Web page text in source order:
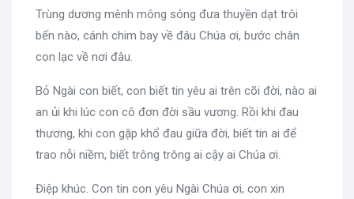
Trùng dương mênh mông sóng đưa thuyền dạt trôi
bến nào, cánh chim bay về đâu Chúa ơi, bước chân
con lạc về nơi đâu.
Bỏ Ngài con biết, con biết tin yêu ai trên cõi đời, nào ai
an ủi khi lúc con cô đơn đời sầu vương. Rồi khi đau
thương, khi con gặp khổ đau giữa đời, biết tin ai để
trao nỗi niềm, biết trông trông ai cậy ai Chúa ơi.
Điệp khúc. Con tin con yêu Ngài Chúa ơi, con xin